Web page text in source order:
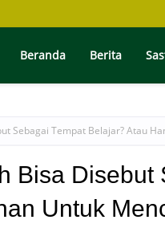
Beranda Berita
Sebagai Tempat Belajar? Atau
Bisa Disebut
Untuk